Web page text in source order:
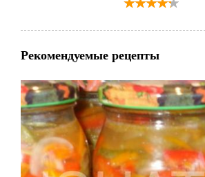
Рекомендуемые рецепты